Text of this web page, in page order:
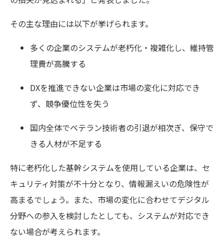
その主な理由には以下が挙げられます。
多くの企業のシステムが老朽化・複雑化し、維持管
理費が高騰する
DXを推進できない企業は市場の変化に対応でき
ず、競争優位性を失う
国内全体でベテラン技術者の引退が相次ぎ、保守で
きる人材が不足する
特に老朽化した基幹システムを使用している企業は、セ
キュリティ対策が不十分となり、情報漏えいの危険性が
高まるでしょう。また、市場の変化に合わせてデジタル
分野への参入を検討したとしても、システムが対応でき
ない場合が考えられます。